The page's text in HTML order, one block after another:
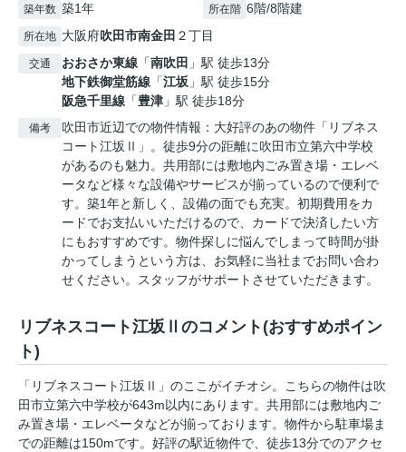
築年数 築1年 所在階 6階/8階建
所在地 大阪府吹田市南金田 ２丁目
交通 おおさか東線 「南吹田 」駅 徒歩13分
地下鉄御堂筋線 「江坂 」駅 徒歩15分
阪急千里線 「豊津 」駅 徒歩18分
備考
吹田市近辺での物件情報：大好評のあの物件「リブネス
コート江坂Ⅱ」。徒歩9分の距離に吹田市立第六中学校
があるのも魅力。共用部には敷地内ごみ置き場・エレベ
ータなど様々な設備やサービスが揃っているので便利で
す。築1年と新しく、設備の面でも充実。初期費用をカ
ードでお支払いいただけるので、カードで決済したい方
にもおすすめです。物件探しに悩んでしまって時間が掛
かってしまうという方は、お気軽に当社までお問い合わ
せください。スタッフがサポートさせていただきます。
リブネスコート江坂Ⅱのコメント(おすすめポイン
ト)
「リブネスコート江坂Ⅱ」のここがイチオシ。こちらの物件は吹
田市立第六中学校が643m以内にあります。共用部には敷地内ご
み置き場・エレベータなどが揃っております。物件から駐車場ま
での距離は150mです。好評の駅近物件で、徒歩13分でのアクセ